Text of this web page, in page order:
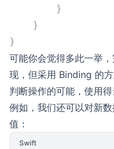
        }
    }
}
可能你会觉得多此一举
现，但采用 Binding 的
判断操作的可能，使用
例如，我们还可以对新
值：
Swift